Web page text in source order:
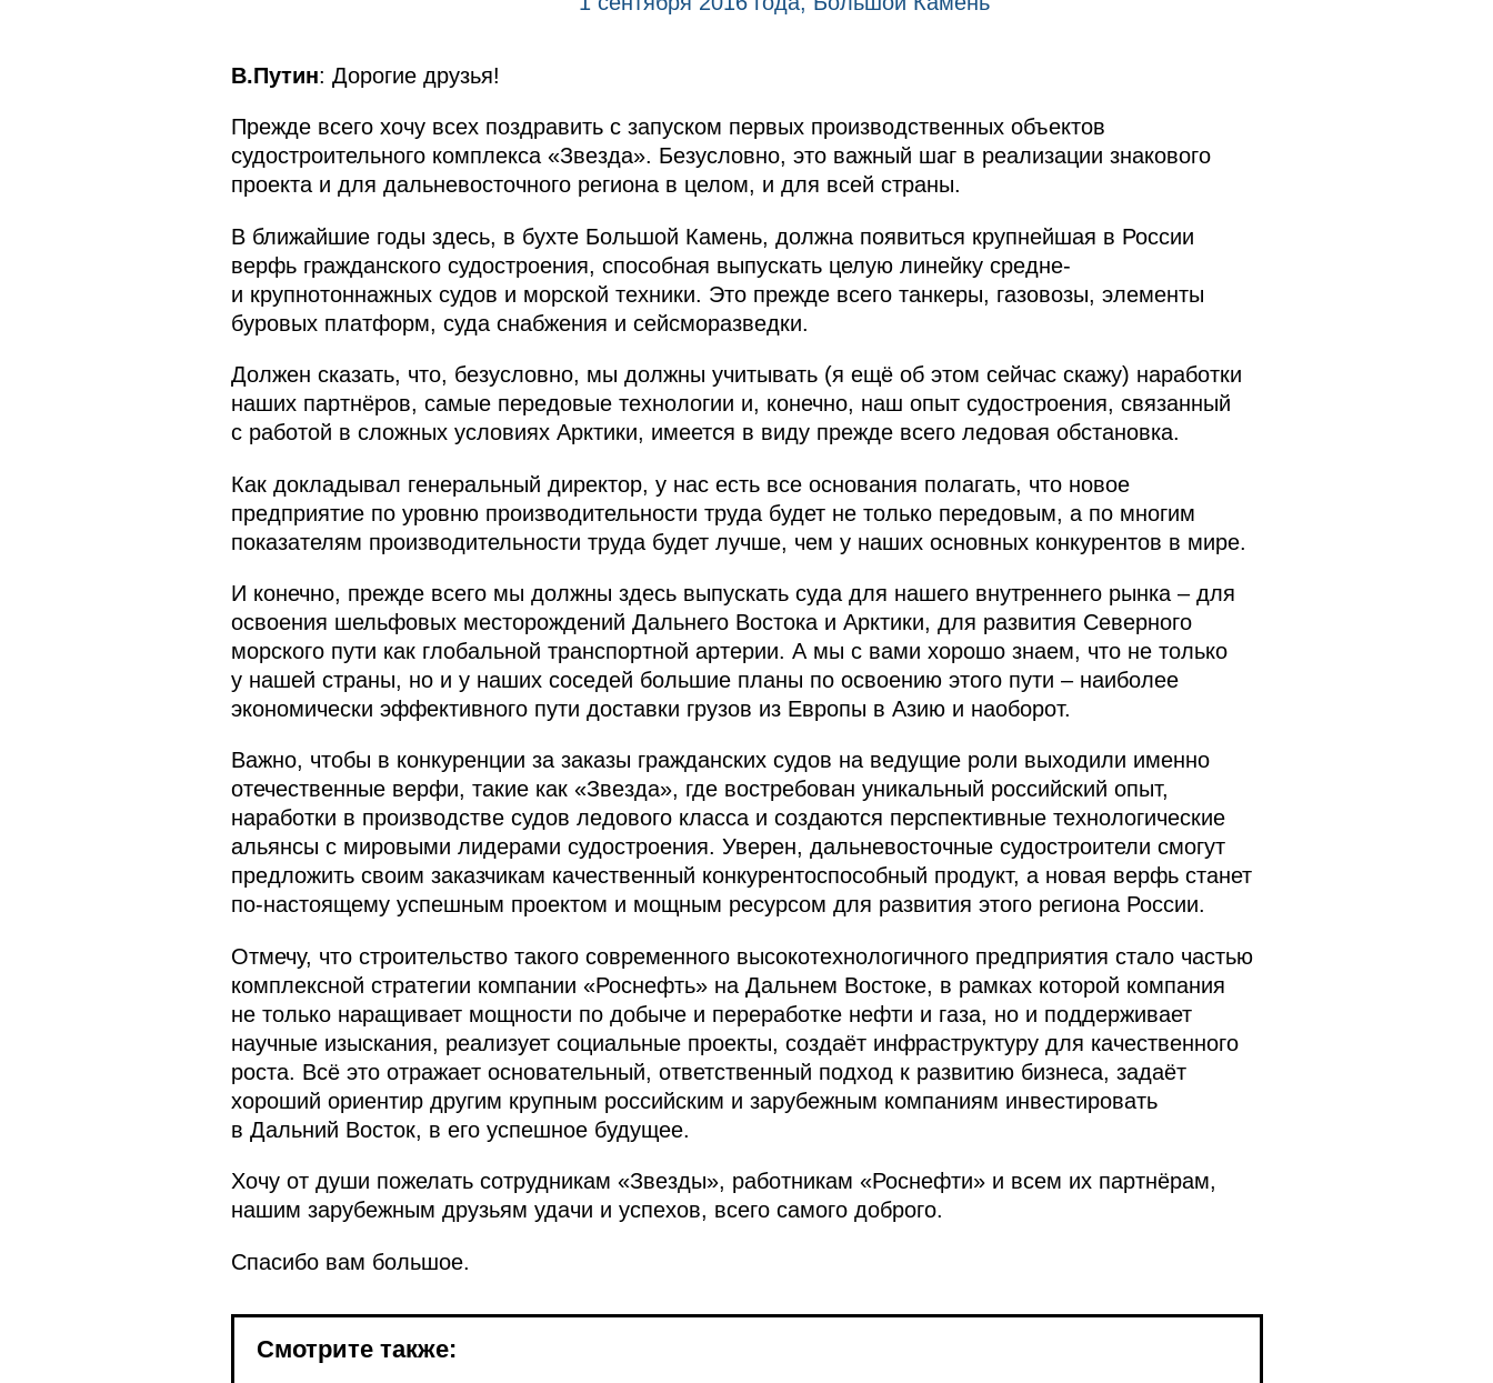
В.Путин: Дорогие друзья!
Прежде всего хочу всех поздравить с запуском первых производственных объектов
судостроительного комплекса «Звезда». Безусловно, это важный шаг в реализации знакового
проекта и для дальневосточного региона в целом, и для всей страны.
В ближайшие годы здесь, в бухте Большой Камень, должна появиться крупнейшая в России
верфь гражданского судостроения, способная выпускать целую линейку средне-
и крупнотоннажных судов и морской техники. Это прежде всего танкеры, газовозы, элементы
буровых платформ, суда снабжения и сейсморазведки.
Должен сказать, что, безусловно, мы должны учитывать (я ещё об этом сейчас скажу) наработки
наших партнёров, самые передовые технологии и, конечно, наш опыт судостроения, связанный
с работой в сложных условиях Арктики, имеется в виду прежде всего ледовая обстановка.
Как докладывал генеральный директор, у нас есть все основания полагать, что новое
предприятие по уровню производительности труда будет не только передовым, а по многим
показателям производительности труда будет лучше, чем у наших основных конкурентов в мире.
И конечно, прежде всего мы должны здесь выпускать суда для нашего внутреннего рынка – для
освоения шельфовых месторождений Дальнего Востока и Арктики, для развития Северного
морского пути как глобальной транспортной артерии. А мы с вами хорошо знаем, что не только
у нашей страны, но и у наших соседей большие планы по освоению этого пути – наиболее
экономически эффективного пути доставки грузов из Европы в Азию и наоборот.
Важно, чтобы в конкуренции за заказы гражданских судов на ведущие роли выходили именно
отечественные верфи, такие как «Звезда», где востребован уникальный российский опыт,
наработки в производстве судов ледового класса и создаются перспективные технологические
альянсы с мировыми лидерами судостроения. Уверен, дальневосточные судостроители смогут
предложить своим заказчикам качественный конкурентоспособный продукт, а новая верфь станет
по‑настоящему успешным проектом и мощным ресурсом для развития этого региона России.
Отмечу, что строительство такого современного высокотехнологичного предприятия стало частью
комплексной стратегии компании «Роснефть» на Дальнем Востоке, в рамках которой компания
не только наращивает мощности по добыче и переработке нефти и газа, но и поддерживает
научные изыскания, реализует социальные проекты, создаёт инфраструктуру для качественного
роста. Всё это отражает основательный, ответственный подход к развитию бизнеса, задаёт
хороший ориентир другим крупным российским и зарубежным компаниям инвестировать
в Дальний Восток, в его успешное будущее.
Хочу от души пожелать сотрудникам «Звезды», работникам «Роснефти» и всем их партнёрам,
нашим зарубежным друзьям удачи и успехов, всего самого доброго.
Спасибо вам большое.
Смотрите также: